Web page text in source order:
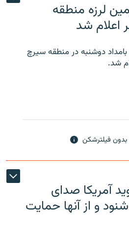
لرزه منطقه
دوشنبه در منطقه سیرچ
فیلترشکن
آمریکا صدای
و از آنها حمایت